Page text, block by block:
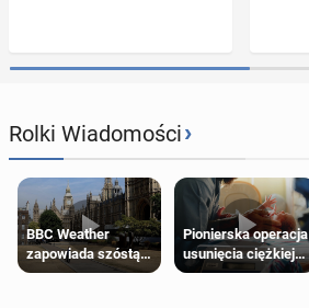
Rolki Wiadomości›
BBC Weather
zapowiada szóstą
falę upałów w
Pionierska operacja
usunięcia ciężkiej
wady wrodzonej